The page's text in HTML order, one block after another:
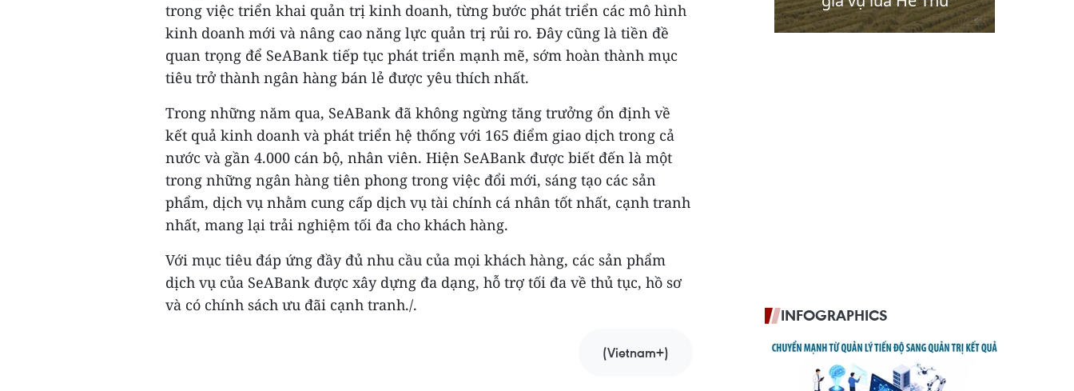
trong việc triển khai quản trị kinh doanh, từng bước phát triển các mô hình
kinh doanh mới và nâng cao năng lực quản trị rủi ro. Đây cũng là tiền đề
quan trọng để SeABank tiếp tục phát triển mạnh mẽ, sớm hoàn thành mục
tiêu trở thành ngân hàng bán lẻ được yêu thích nhất.
Trong những năm qua, SeABank đã không ngừng tăng trưởng ổn định về
kết quả kinh doanh và phát triển hệ thống với 165 điểm giao dịch trong cả
nước và gần 4.000 cán bộ, nhân viên. Hiện SeABank được biết đến là một
trong những ngân hàng tiên phong trong việc đổi mới, sáng tạo các sản
phẩm, dịch vụ nhằm cung cấp dịch vụ tài chính cá nhân tốt nhất, cạnh tranh
nhất, mang lại trải nghiệm tối đa cho khách hàng.
Với mục tiêu đáp ứng đầy đủ nhu cầu của mọi khách hàng, các sản phẩm
dịch vụ của SeABank được xây dựng đa dạng, hỗ trợ tối đa về thủ tục, hồ sơ
và có chính sách ưu đãi cạnh tranh./.
(Vietnam+)
INFOGRAPHICS